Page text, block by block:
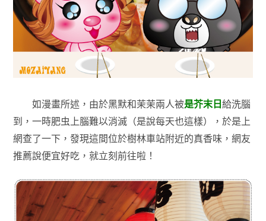
如漫畫所述，由於黑默和茉茉兩人被是芥末日 給洗腦
到，一時肥虫上腦難以消滅（是說每天也這樣），於是上
網查了一下，發現這間位於樹林車站附近的真香味，網友
推薦說便宜好吃，就立刻前往啦！